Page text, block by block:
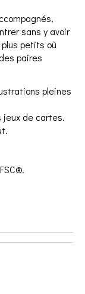
sans y avoir
petits où
paires
pleines
jeux de cartes.